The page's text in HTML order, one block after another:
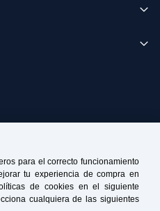
para el correcto funcionamiento
tu experiencia de compra en
de cookies en el siguiente
cualquiera de las siguientes